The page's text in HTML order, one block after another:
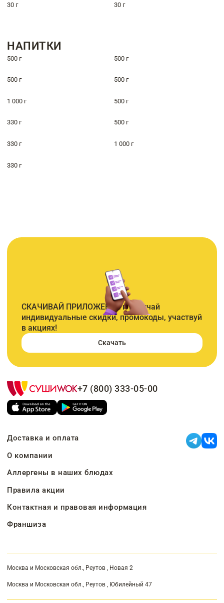
30 г 30 г
НАПИТКИ
500 г 500 г
500 г 500 г
1 000 г 500 г
330 г 500 г
330 г 1 000 г
330 г
СКАЧИВАЙ ПРИЛОЖЕНИЕ и получай
индивидуальные скидки, промокоды, участвуй
в акциях!
Скачать
+7 (800) 333-05-00
Доставка и оплата
О компании
Аллергены в наших блюдах
Правила акции
Контактная и правовая информация
Франшиза
Москва и Московская обл., Реутов , Новая 2
Москва и Московская обл., Реутов , Юбилейный 47